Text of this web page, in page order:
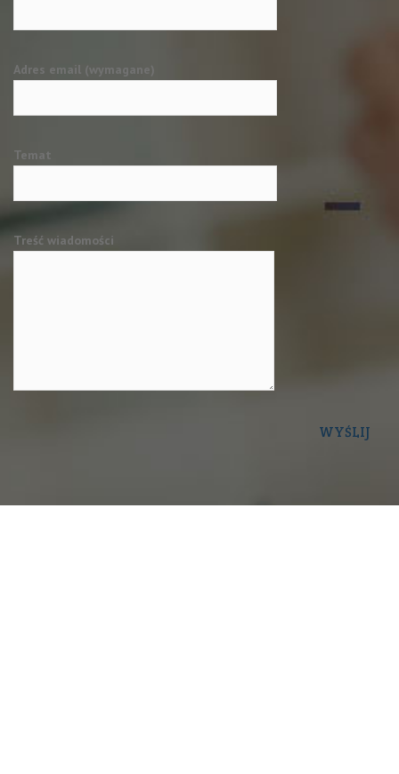
Adres email (wymagane)
Temat
Treść wiadomości